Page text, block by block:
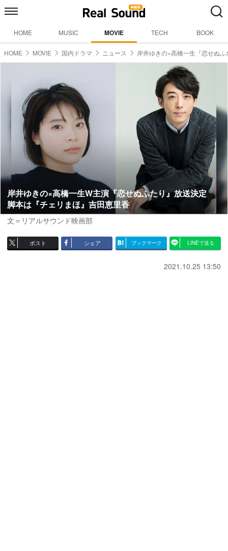
HOME MUSIC MOVIE TECH BOOK
HOME MOVIE 国内ドラマ ニュース 岸井ゆきの×高橋一生『恋せぬ
岸井ゆきの×高橋一生W主演『恋せぬふたり』放送決定
脚本は『チェリまほ』吉田恵里香
文＝リアルサウンド映画部
ポスト シェア ブックマーク LINEで送る
2021.10.25 13:50